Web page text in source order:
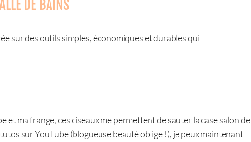
DE BAINS
sur des outils simples, économiques et durables qui
et ma frange, ces ciseaux me permettent de sauter la case salon de
sur YouTube (blogueuse beauté oblige !), je peux maintenant